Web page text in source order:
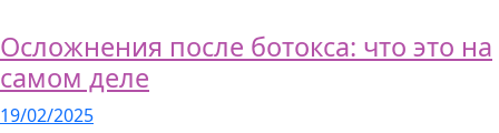
Осложнения после ботокса: что это на
самом деле
19/02/2025